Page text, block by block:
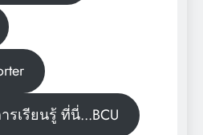
เรียนรู้ ที่นี่...BCU